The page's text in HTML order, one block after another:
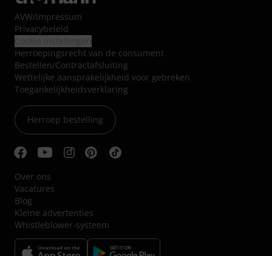
AVW/Impressum
Privacybeleid
Herroepingsrecht van de consument
Bestellen/Contractafsluiting
Wettelijke aansprakelijkheid voor gebreken
Toegankelijkheidsverklaring
Herroep bestelling
Over ons
Vacatures
Blog
Kleine advertenties
Whistleblower-systeem